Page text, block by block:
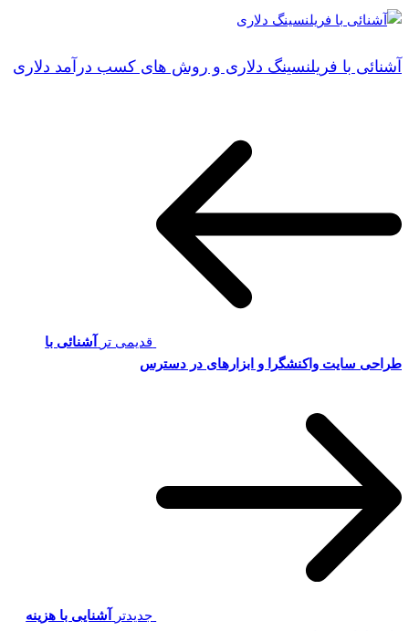
آشنائی با فریلنسینگ دلاری و روش های کسب درآمد دلاری
قدیمی تر
آشنائی با
طراحی سایت واکنشگرا و ابزارهای در دسترس
جدیدتر
آشنایی با هزینه